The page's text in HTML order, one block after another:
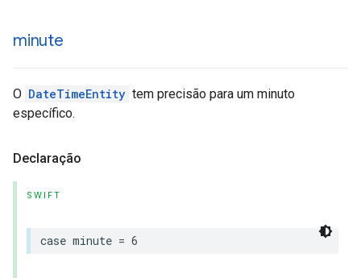
minute
O DateTimeEntity tem precisão para um minuto
específico.
Declaração
SWIFT
case minute = 6